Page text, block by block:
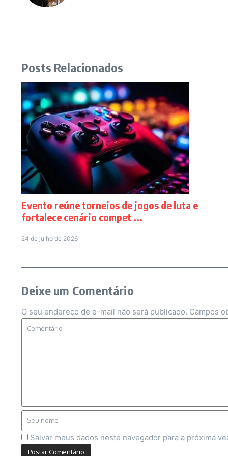
Posts Relacionados
Evento reúne torneios de jogos de luta e
fortalece cenário compet ...
24 de julho de 2026
Deixe um Comentário
O seu endereço de e-mail não será publicado. Campos
Salvar meus dados neste navegador para a próxima